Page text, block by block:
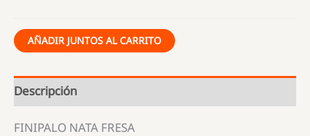
AÑADIR JUNTOS AL CARRITO
Descripción
FINIPALO NATA FRESA